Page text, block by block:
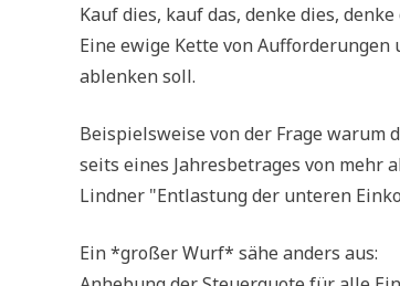
Kauf dies, kauf das, den­ke dies, den­ke
Eine ewi­ge Ket­te von
ablen­ken soll.
Bei­spiels­wei­se von der Fra­ge
seits eines Jah­res­be­tra­ges von mehr
Lind­ner "Ent­la­stung der unte­ren
Ein *gro­ßer Wurf* sähe anders aus: